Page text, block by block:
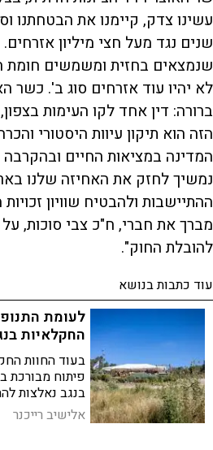
עשינו צדק, קיימנו את הבטחתנו
שנים נגד מעל חצי מיליון אזרחים.
שנמצאים בחזית ומשמשים חומת
לא יהיו עוד אזרחים סוג ב'. כשר
ברורה: דין אחד לקו העימות
הזה הוא תיקון עיוות היסטורי
המדינה במציאות החיים
נמשיך לחזק את האחיזה שלנו
ההתיישבות ולהבטיח שוויון
מברך את חברי, ח"כ צבי סוכות,
להובלת החוק".
עוד כתבות בנושא
לעומת
החקלאיות
בעוד החוות
פיתוח מבורכת
בנגב נאלצות
שהרשויות
במקום
אלישיב רייכנר